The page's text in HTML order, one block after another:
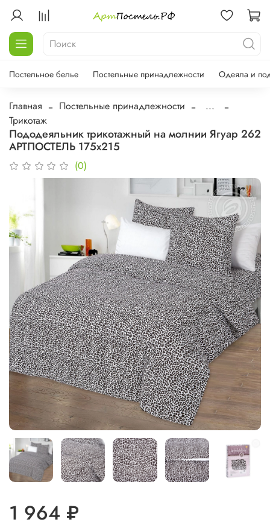
Постельное белье Постельные принадлежности Одеяла и
Главная Постельные принадлежности
...
Трикотаж
Пододеяльник трикотажный на молнии Ягуар 262
АРТПОСТЕЛЬ 175х215
(0)
1 964 ₽